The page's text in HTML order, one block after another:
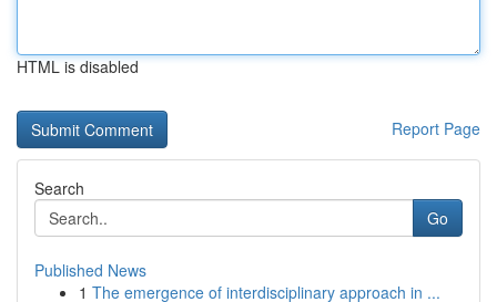
HTML is disabled
Report Page
Search
Go
Published News
1 The emergence of interdisciplinary approach in ...